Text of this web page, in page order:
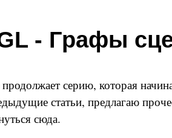
- Графы
продолжает серию, которая
статьи, предлагаю
сюда.